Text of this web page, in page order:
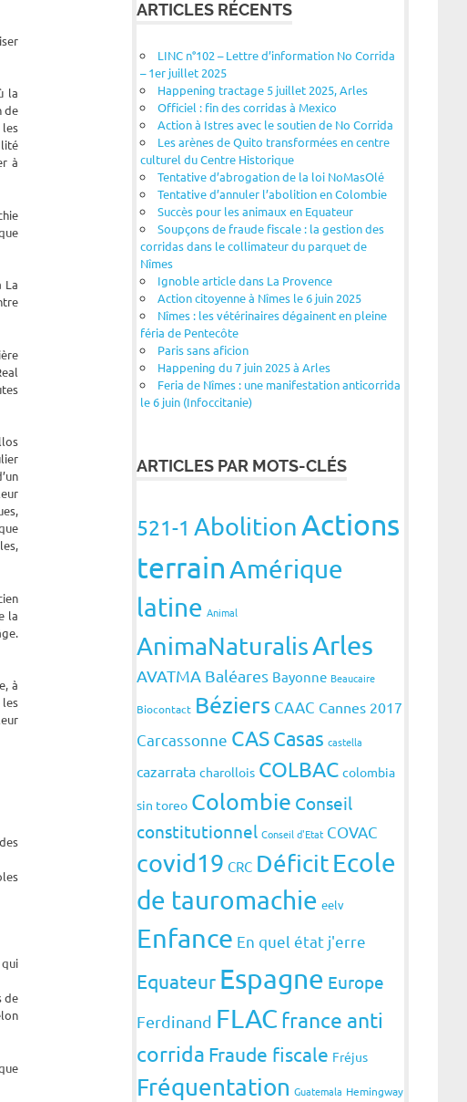
la
de
les
à
La
la
à
les
de
ARTICLES RÉCENTS
LINC n°102 – Lettre d’information No Corrida
– 1er juillet 2025
Happening tractage 5 juillet 2025, Arles
Officiel : fin des corridas à Mexico
Action à Istres avec le soutien de No Corrida
Les arènes de Quito transformées en centre
culturel du Centre Historique
Tentative d’abrogation de la loi NoMasOlé
Tentative d’annuler l’abolition en Colombie
Succès pour les animaux en Equateur
Soupçons de fraude fiscale : la gestion des
corridas dans le collimateur du parquet de
Nîmes
Ignoble article dans La Provence
Action citoyenne à Nîmes le 6 juin 2025
Nîmes : les vétérinaires dégainent en pleine
féria de Pentecôte
Paris sans aficion
Happening du 7 juin 2025 à Arles
Feria de Nîmes : une manifestation anticorrida
le 6 juin (Infoccitanie)
ARTICLES PAR MOTS-CLÉS
521-1 AbolitionActions
terrainAmérique
latine Animal
AnimaNaturalisArles
AVATMA Baléares Bayonne Beaucaire
Biocontact Béziers CAAC Cannes 2017
Carcassonne CASCasas castella
cazarrata charollois COLBAC colombia
sin toreo Colombie Conseil
constitutionnel Conseil d'Etat COVAC
covid19 CRC DéficitEcole
de tauromachie eelv
Enfance En quel état j'erre
Equateur Espagne Europe
Ferdinand FLAC france anti
corrida Fraude fiscale Fréjus
Fréquentation Guatemala Hemingway